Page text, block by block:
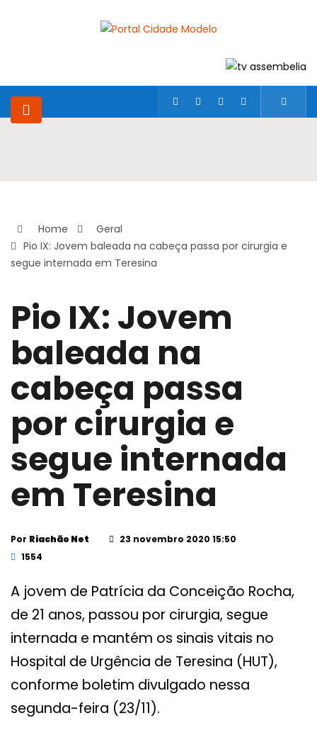
Home
Geral
Pio IX: Jovem baleada na cabeça passa por cirurgia e
segue internada em Teresina
Pio IX: Jovem
baleada na
cabeça passa
por cirurgia e
segue internada
em Teresina
Por Riachão Net
23 novembro 2020 15:50
1554
A jovem de Patrícia da Conceição Rocha,
de 21 anos, passou por cirurgia, segue
internada e mantém os sinais vitais no
Hospital de Urgência de Teresina (HUT),
conforme boletim divulgado nessa
segunda-feira (23/11).